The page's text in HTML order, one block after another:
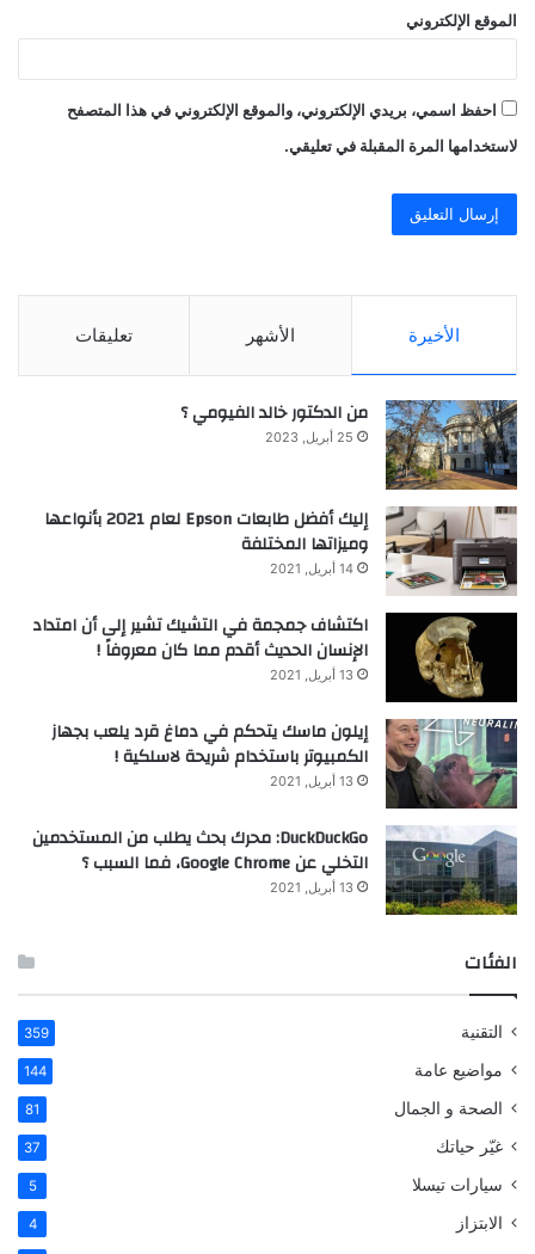
الموقع الإلكتروني
احفظ اسمي، بريدي الإلكتروني، والموقع الإلكتروني في هذا المتصفح
لاستخدامها المرة المقبلة في تعليقي.
الأخيرة الأشهر تعليقات
من الدكتور خالد الفيومي ؟
25 أبريل, 2023
إليك أفضل طابعات Epson لعام 2021 بأنواعها
وميزاتها المختلفة
14 أبريل, 2021
اكتشاف جمجمة في التشيك تشير إلى أن امتداد
الإنسان الحديث أقدم مما كان معروفاً !
13 أبريل, 2021
إيلون ماسك يتحكم في دماغ قرد يلعب بجهاز
الكمبيوتر باستخدام شريحة لاسلكية !
13 أبريل, 2021
DuckDuckGo: محرك بحث يطلب من المستخدمين
التخلي عن Google Chrome، فما السبب ؟
13 أبريل, 2021
الفئات
التقنية 359
مواضيع عامة 144
الصحة و الجمال 81
غيّر حياتك 37
سيارات تيسلا 5
الابتزاز 4